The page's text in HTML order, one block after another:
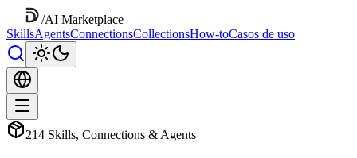
/AI Marketplace
SkillsAgentsConnectionsCollectionsHow-toCasos de uso
214 Skills, Connections & Agents